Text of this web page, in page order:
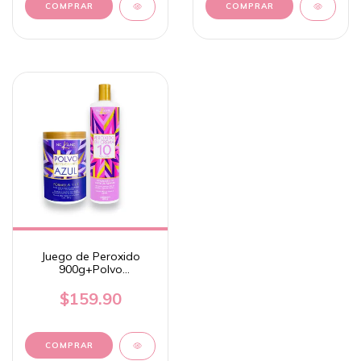
COMPRAR
Juego de Peroxido
900g+Polvo
Nekane 350g
$159.90
COMPRAR